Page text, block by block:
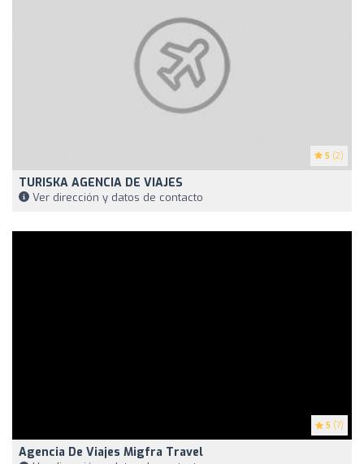
5 (2)
TURISKA AGENCIA DE VIAJES
Ver dirección y datos de contacto
5 (7)
Agencia De Viajes Migfra Travel